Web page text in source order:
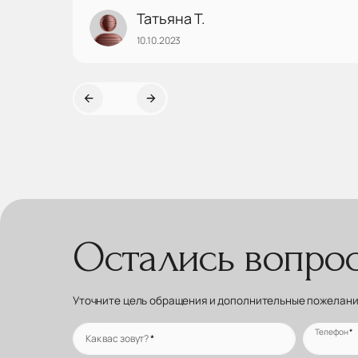
доступным языком может объяснить твою проблему
со здоровьем и её решение. Она терпелива и
доброжелательна, доступна для ответов на
как можно больше.
Татьяна Т.
10.10.2023
Остались
Уточните цель обращения и дополнительные
Как вас зовут?* Телефон*